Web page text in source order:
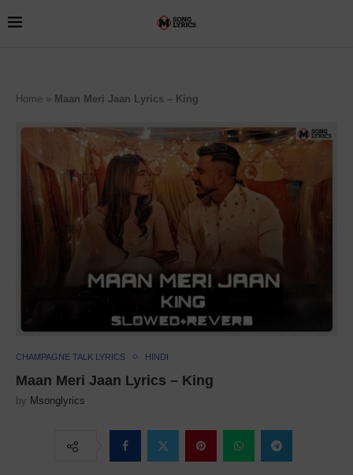
Home » Maan Meri Jaan Lyrics – King
CHAMPAGNE TALK LYRICS HINDI
Maan Meri Jaan Lyrics – King
by Msonglyrics